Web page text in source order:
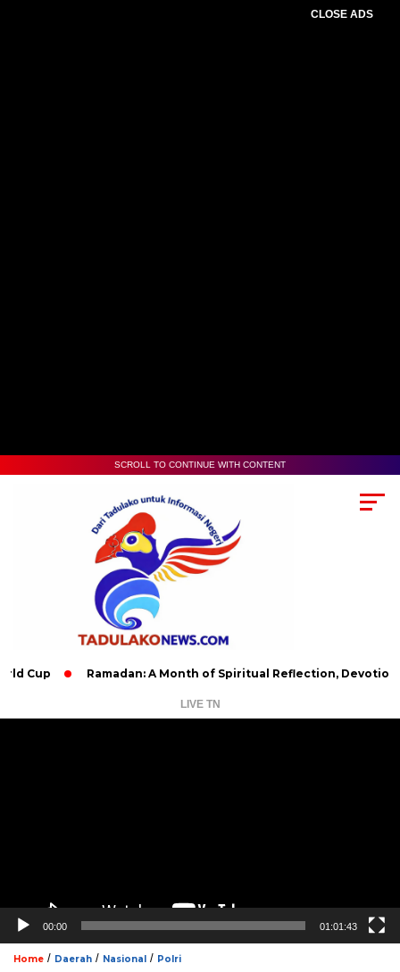
CLOSE ADS
SCROLL TO CONTINUE WITH CONTENT
Ramadan: A Month of Spiritual Reflection, Devotion, and
LIVE TN
00:00 01:01:43
Home / Daerah / Nasional / Polri